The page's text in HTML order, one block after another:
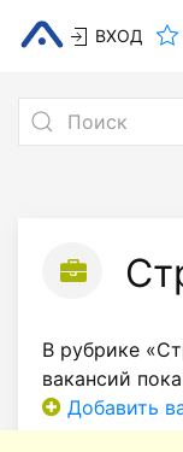
ВХОД
В рубрике
вакансий
Добавить